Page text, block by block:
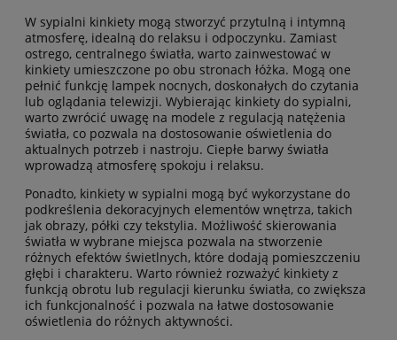
W sypialni kinkiety mogą stworzyć przytulną i intymną
atmosferę, idealną do relaksu i odpoczynku. Zamiast
ostrego, centralnego światła, warto zainwestować w
kinkiety umieszczone po obu stronach łóżka. Mogą one
pełnić funkcję lampek nocnych, doskonałych do czytania
lub oglądania telewizji. Wybierając kinkiety do sypialni,
warto zwrócić uwagę na modele z regulacją natężenia
światła, co pozwala na dostosowanie oświetlenia do
aktualnych potrzeb i nastroju. Ciepłe barwy światła
wprowadzą atmosferę spokoju i relaksu.
Ponadto, kinkiety w sypialni mogą być wykorzystane do
podkreślenia dekoracyjnych elementów wnętrza, takich
jak obrazy, półki czy tekstylia. Możliwość skierowania
światła w wybrane miejsca pozwala na stworzenie
różnych efektów świetlnych, które dodają pomieszczeniu
głębi i charakteru. Warto również rozważyć kinkiety z
funkcją obrotu lub regulacji kierunku światła, co zwiększa
ich funkcjonalność i pozwala na łatwe dostosowanie
oświetlenia do różnych aktywności.